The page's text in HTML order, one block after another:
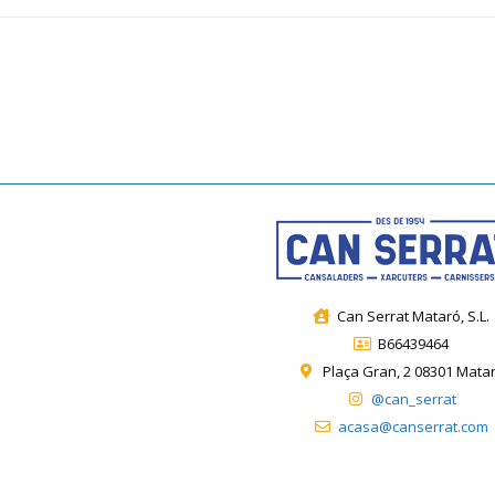
Can Serrat Mataró, S.L.
B66439464
Plaça Gran, 2 08301
@can_serrat
acasa@canserrat.com